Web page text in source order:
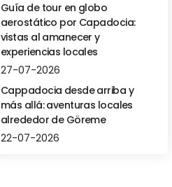
Guía de tour en globo
aerostático por Capadocia:
vistas al amanecer y
experiencias locales
27-07-2026
Cappadocia desde arriba y
más allá: aventuras locales
alrededor de Göreme
22-07-2026